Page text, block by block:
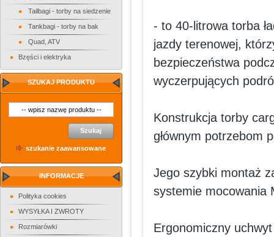
Tailbagi - torby na siedzenie
Tankbagi - torby na bak
Quad, ATV
Bzęści i elektryka
SZUKAJ PRODUKTU
Szukaj
szukanie zaawansowane
INFORMACJE
Polityka cookies
WYSYŁKA I ZWROTY
Rozmiarówki
- to 40-litrowa torba
jazdy terenowej,
bezpieczeństwa
wyczerpujących
Konstrukcja torby
głównym potrzebom
Jego szybki montaż
systemie
Ergonomiczny